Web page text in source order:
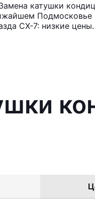
катушки
СХ-7: низкие цены.